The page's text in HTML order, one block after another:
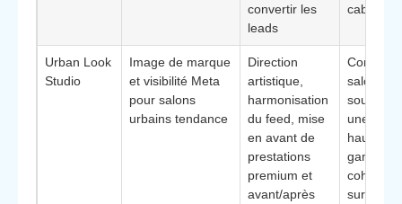
convertir les
leads
cabine**
Urban Look
Studio
Image de marque
et visibilité Meta
pour salons
urbains tendance
Direction
artistique,
harmonisation
du feed, mise
en avant de
prestations
premium et
avant/après
Convient
salons
une
haut de
gamme
sur